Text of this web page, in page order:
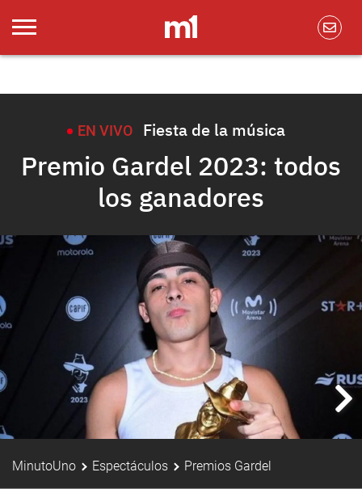
EN VIVO Fiesta de la música
Premio Gardel 2023: todos
los ganadores
MinutoUno Espectáculos Premios Gardel